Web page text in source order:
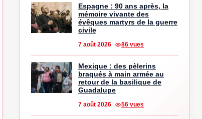
Espagne : 90 ans après, la
mémoire vivante des
évêques martyrs de la guerre
civile
7 août 2026 86 vues
Mexique : des pèlerins
braqués à main armée au
retour de la basilique de
Guadalupe
7 août 2026 56 vues